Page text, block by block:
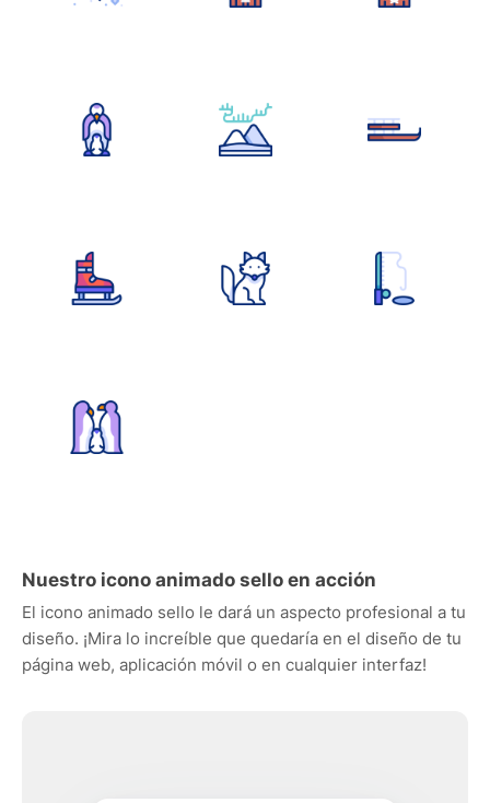
Nuestro icono animado sello en acción
El icono animado sello le dará un aspecto profesional a tu
diseño. ¡Mira lo increíble que quedaría en el diseño de tu
página web, aplicación móvil o en cualquier interfaz!